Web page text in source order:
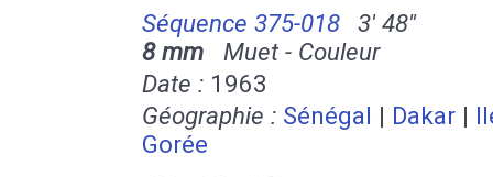
Séquence 375-018
3' 48''
8 mm Muet - Couleur
Date : 1963
Géographie : Sénégal | Dakar |
Gorée